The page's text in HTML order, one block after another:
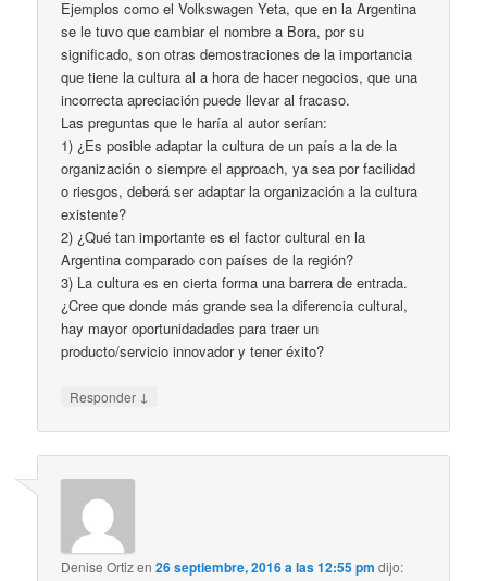
Ejemplos como el Volkswagen Yeta, que en la Argentina
se le tuvo que cambiar el nombre a Bora, por su
significado, son otras demostraciones de la importancia
que tiene la cultura al a hora de hacer negocios, que una
incorrecta apreciación puede llevar al fracaso.
Las preguntas que le haría al autor serían:
1) ¿Es posible adaptar la cultura de un país a la de la
organización o siempre el approach, ya sea por facilidad
o riesgos, deberá ser adaptar la organización a la cultura
existente?
2) ¿Qué tan importante es el factor cultural en la
Argentina comparado con países de la región?
3) La cultura es en cierta forma una barrera de entrada.
¿Cree que donde más grande sea la diferencia cultural,
hay mayor oportunidadades para traer un
producto/servicio innovador y tener éxito?
Responder ↓
Denise Ortizen26 septiembre, 2016 a las 12:55 pm dijo: